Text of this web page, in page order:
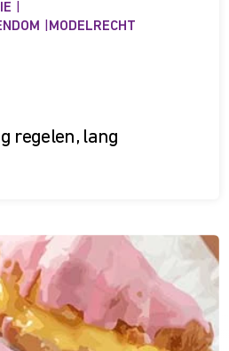
MODELRECHT
regelen, lang